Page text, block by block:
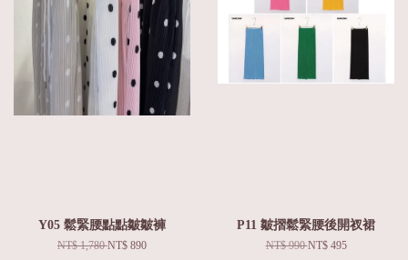
Y05 鬆緊腰點點皺皺褲
NT$ 1,780NT$ 890
P11 皺摺鬆緊腰後開衩裙
NT$ 990NT$ 495